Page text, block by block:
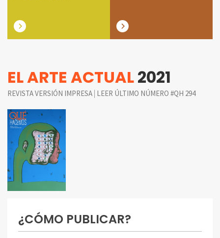
EL ARTE ACTUAL2021
REVISTA VERSIÓN IMPRESA | LEER ÚLTIMO NÚMERO #QH 294
¿CÓMO PUBLICAR?